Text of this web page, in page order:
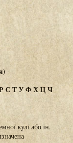
СТУФХЦЧ
кулі або ін.